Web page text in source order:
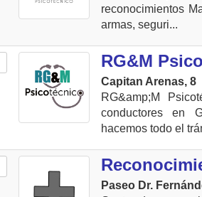
reconocimientos
armas, seguri...
RG&M
Capitan Arenas, 8
RG&amp;M
conductores en
hacemos todo el
Paseo Dr.